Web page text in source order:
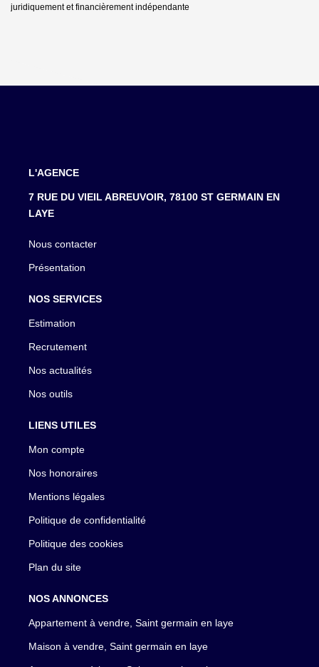
juridiquement et financièrement indépendante
L'AGENCE
7 RUE DU VIEIL ABREUVOIR, 78100 ST GERMAIN EN
LAYE
Nous contacter
Présentation
NOS SERVICES
Estimation
Recrutement
Nos actualités
Nos outils
LIENS UTILES
Mon compte
Nos honoraires
Mentions légales
Politique de confidentialité
Politique des cookies
Plan du site
NOS ANNONCES
Appartement à vendre, Saint germain en laye
Maison à vendre, Saint germain en laye